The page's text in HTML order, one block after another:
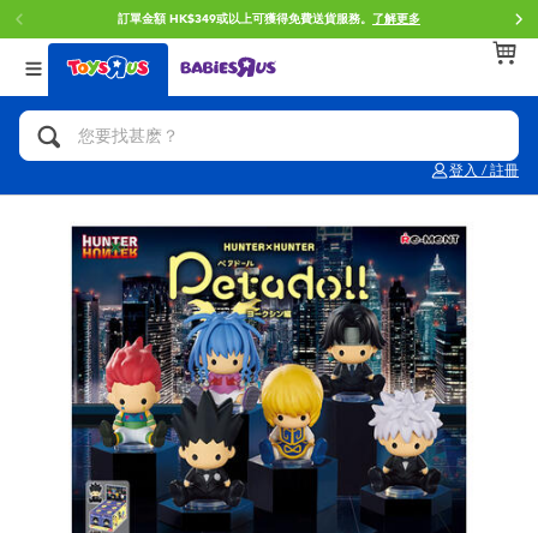
訂單金額 HK$349或以上可獲得免費送貨服務。 了解更多
登入 / 註冊
返回
分類目錄
人氣英雄,角色扮演,射擊玩具
拼砌組合及樂高LEGO
玩具車,貨車,火車及遙控系列
手工藝,文具,蠟筆,泥膠,畫板
娃娃, 芭比,收藏公仔
返回
品牌
Brunch Brother 早午餐兄弟
Spider-Man蜘蛛俠
Mini Brands
Play-Doh培樂多
Pokemon寶可夢
返回
年齢
0~2歳
5~7歳
8~11歳
12~14歳
14歳以上